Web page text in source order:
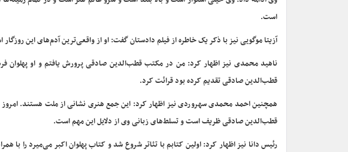
است.
آزیتا موگویی نیز با ذکر یک خاطره از فیلم دادستان گفت: او از واقعی‌ترین آدم‌های این
ناهید محمدی نیز اظهار کرد: من در مکتب قطب‌الدین صادقی پرورش یافتم و او پهلوان
قطب‌الدین صادقی تقدیم کرده بود قرائت کرد.
همچنین احمد محمدی سهروردی نیز اظهار کرد: این جمع هنری نشانی از ملت هستند. امروز
قطب‌الدین صادقی ظریف است و تسلط‌های زبانی وی از دلایل این مهم است.
رئیس دانا نیز اظهار کرد: اولین کتابم با تئاتر شروع شد و کتاب پهلوان اکبر می‌میرد را